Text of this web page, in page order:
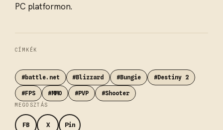
PC platformon.
CÍMKÉK
#battle.net #Blizzard #Bungie #Destiny 2
#FPS #MMO #PVP #Shooter
MEGOSZTÁS
FB X Pin